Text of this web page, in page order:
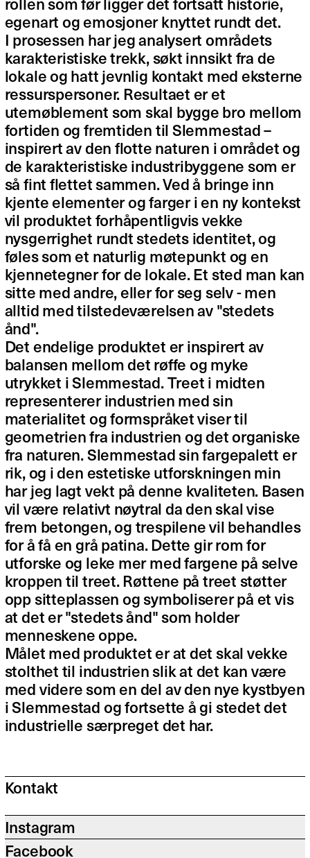
egenart og emosjoner knyttet rundt det.
I prosessen har jeg analysert områdets
karakteristiske trekk, søkt innsikt fra de
lokale og hatt jevnlig kontakt med eksterne
ressurspersoner. Resultaet er et
utemøblement som skal bygge bro mellom
fortiden og fremtiden til Slemmestad –
inspirert av den flotte naturen i området og
de karakteristiske industribyggene som er
så fint flettet sammen. Ved å bringe inn
kjente elementer og farger i en ny kontekst
vil produktet forhåpentligvis vekke
nysgerrighet rundt stedets identitet, og
føles som et naturlig møtepunkt og en
kjennetegner for de lokale. Et sted man kan
sitte med andre, eller for seg selv - men
alltid med tilstedeværelsen av "stedets
ånd".
Det endelige produktet er inspirert av
balansen mellom det røffe og myke
utrykket i Slemmestad. Treet i midten
representerer industrien med sin
materialitet og formspråket viser til
geometrien fra industrien og det organiske
fra naturen. Slemmestad sin fargepalett er
rik, og i den estetiske utforskningen min
har jeg lagt vekt på denne kvaliteten. Basen
vil være relativt nøytral da den skal vise
frem betongen, og trespilene vil behandles
for å få en grå patina. Dette gir rom for
utforske og leke mer med fargene på selve
kroppen til treet. Røttene på treet støtter
opp sitteplassen og symboliserer på et vis
at det er "stedets ånd" som holder
menneskene oppe.
Målet med produktet er at det skal vekke
stolthet til industrien slik at det kan være
med videre som en del av den nye kystbyen
i Slemmestad og fortsette å gi stedet det
industrielle særpreget det har.
Kontakt
Instagram
Facebook